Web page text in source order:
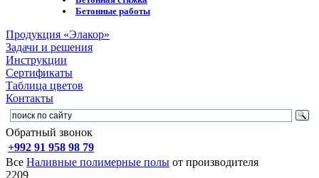
Бетонные работы
Продукция «Элакор»
Задачи и решения
Инструкции
Сертификаты
Таблица цветов
Контакты
Обратный звонок
+992 91 958 98 79
Все Наливные полимерные полы от производителя
2209